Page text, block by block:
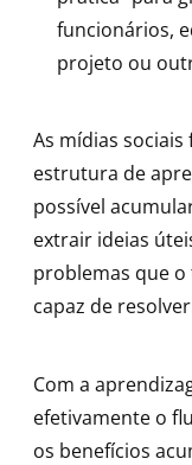
funcionários,
projeto ou
As mídias
estrutura de
possível
extrair ideias
problemas que
capaz de
Com a
efetivamente o
os benefícios